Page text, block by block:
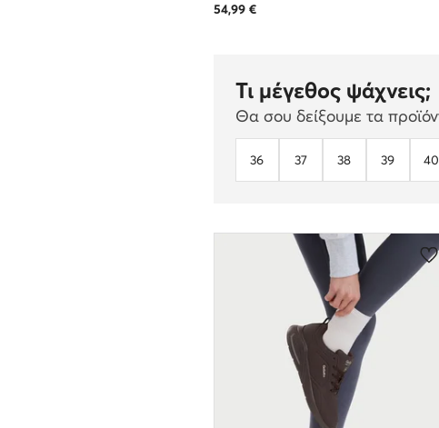
54,99€
Τι μέγεθος ψάχνεις;
Θα σου δείξουμε τα
36 37 38 39 40